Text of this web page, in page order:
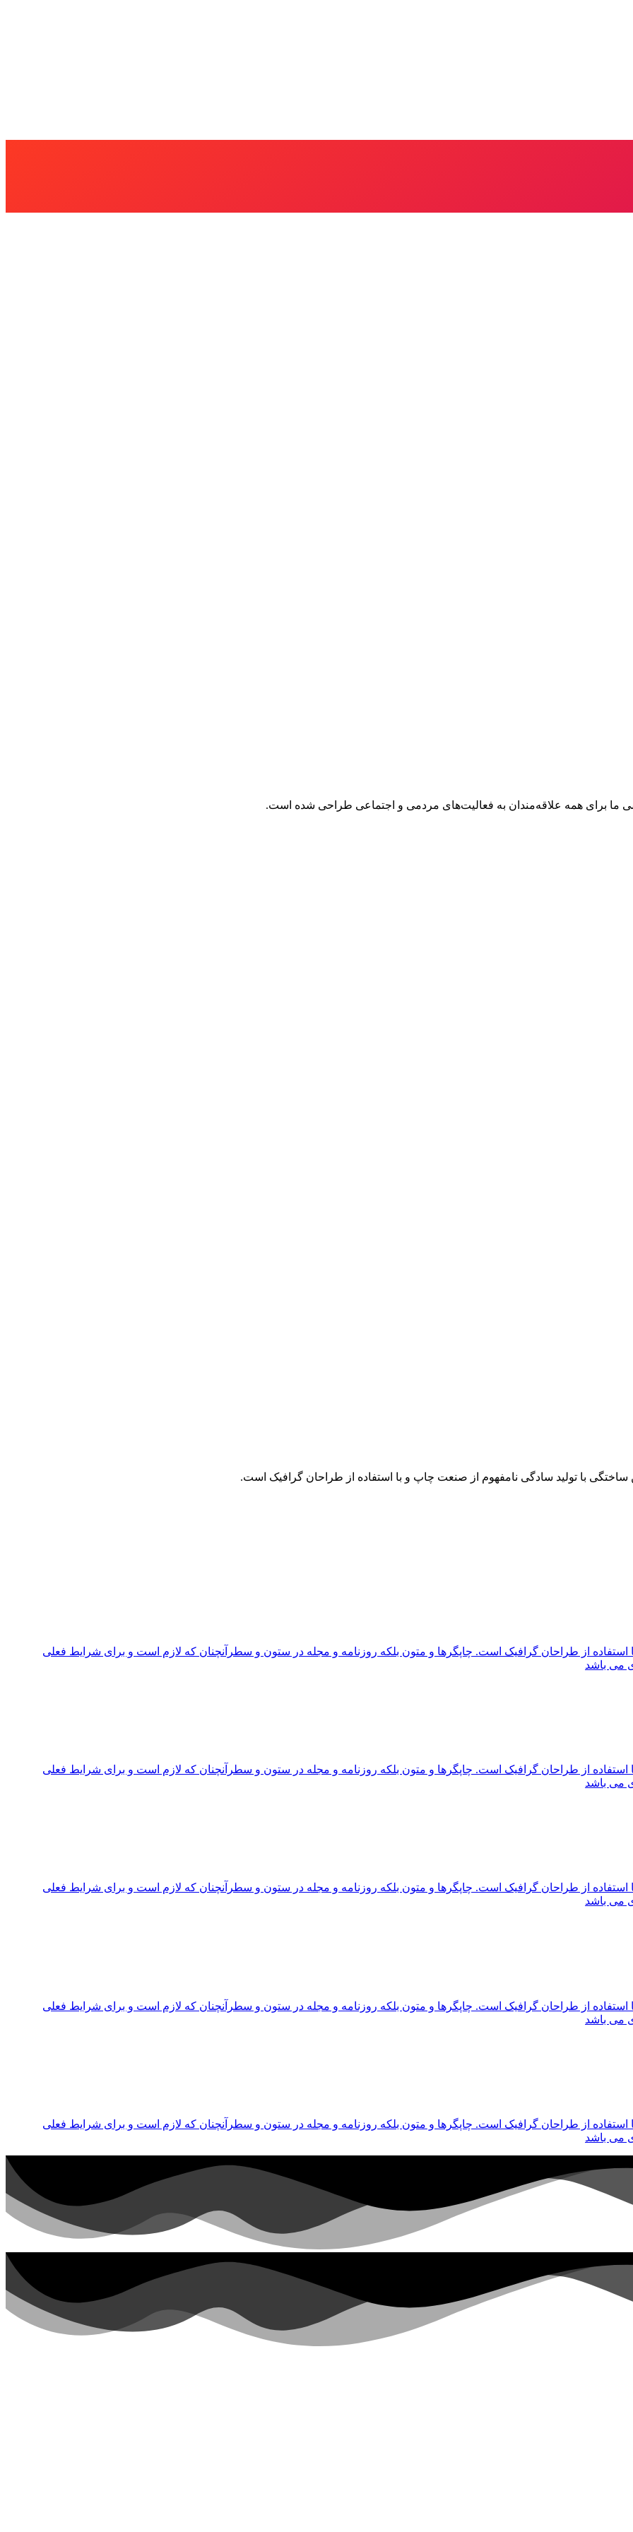
ما برای همه علاقه‌مندان به فعالیت‌های مردمی و اجتماعی طراحی شده است.
ساختگی با تولید سادگی نامفهوم از صنعت چاپ و با استفاده از طراحان گرافیک است.
از طراحان گرافیک است. چاپگرها و متون بلکه روزنامه و مجله در ستون و سطرآنچنان که لازم است و برای شرایط فعلی
می باشد
از طراحان گرافیک است. چاپگرها و متون بلکه روزنامه و مجله در ستون و سطرآنچنان که لازم است و برای شرایط فعلی
می باشد
از طراحان گرافیک است. چاپگرها و متون بلکه روزنامه و مجله در ستون و سطرآنچنان که لازم است و برای شرایط فعلی
می باشد
از طراحان گرافیک است. چاپگرها و متون بلکه روزنامه و مجله در ستون و سطرآنچنان که لازم است و برای شرایط فعلی
می باشد
از طراحان گرافیک است. چاپگرها و متون بلکه روزنامه و مجله در ستون و سطرآنچنان که لازم است و برای شرایط فعلی
می باشد